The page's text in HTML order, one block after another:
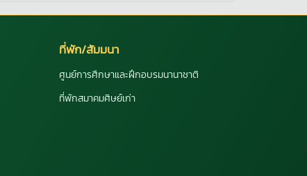
ที่พัก/สัมมนา
ศูนย์การศึกษาและฝึกอบรมนานาชาติ
ที่พักสมาคมศิษย์เก่า